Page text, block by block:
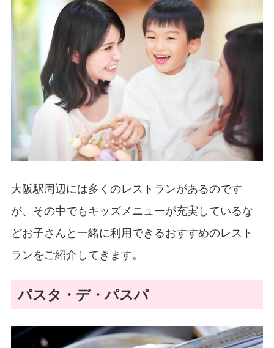
大阪駅周辺には多くのレストランがあるのです
が、その中でもキッズメニューが充実しているな
どお子さんと一緒に利用できるおすすめのレスト
ランをご紹介してきます。
パスタ・デ・パスパ